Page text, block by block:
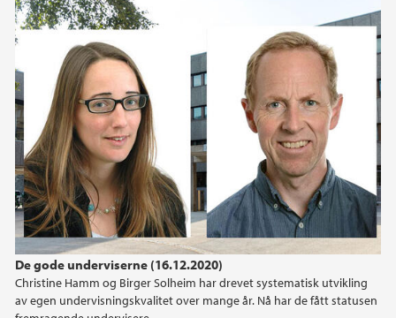
De gode underviserne (16.12.2020)
Christine Hamm og Birger Solheim har drevet systematisk utvikling
av egen undervisningskvalitet over mange år. Nå har de fått statusen